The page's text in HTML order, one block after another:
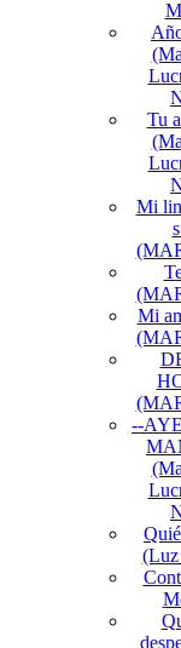
Tu
Mi
Mi
--
(Luz